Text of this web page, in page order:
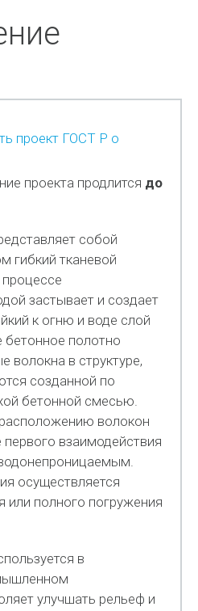
проект ГОСТ Р о
проекта продлится до
собой
гибкий тканевой
застывает и создает
к огню и воде слой
бетонное полотно
волокна в структуре,
созданной по
бетонной смесью.
волокон
взаимодействия
осуществляется
или полного погружения
в
улучшать рельеф и